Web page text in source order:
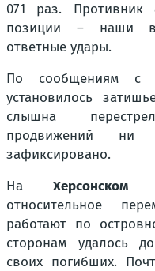
071 раз. Противник
позиции – наши
ответные удары.
По сообщениям с
установилось
слышна
продвижений
зафиксировано.
На Херсонском
относительное
работают по
сторонам удалось
своих погибших.